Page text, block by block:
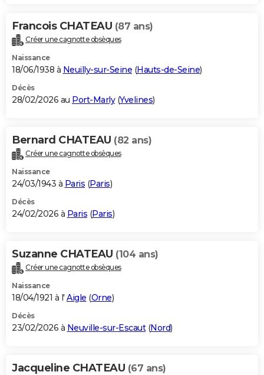
Francois CHATEAU (87 ans)
Créer une cagnotte obsèques
Naissance
18/06/1938 à Neuilly-sur-Seine (Hauts-de-Seine)
Décès
28/02/2026 au Port-Marly(Yvelines)
Bernard CHATEAU (82 ans)
Créer une cagnotte obsèques
Naissance
24/03/1943 à Paris (Paris)
Décès
24/02/2026 à Paris (Paris)
Suzanne CHATEAU (104 ans)
Créer une cagnotte obsèques
Naissance
18/04/1921 à l' Aigle (Orne)
Décès
23/02/2026 à Neuville-sur-Escaut(Nord)
Jacqueline CHATEAU (67 ans)